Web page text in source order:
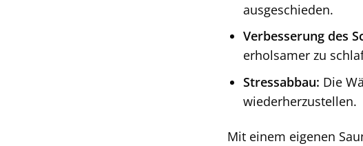
ausgeschieden.
Verbesserung des
erholsamer zu
Stressabbau: Die
wiederherzustellen.
Mit einem eigenen